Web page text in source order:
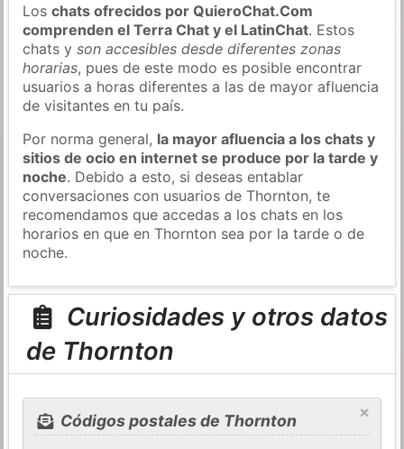
Loschats ofrecidos por QuieroChat.Com
comprenden el Terra Chat y el LatinChat. Estos
chats yson accesibles desde diferentes zonas
horarias, pues de este modo es posible encontrar
usuarios a horas diferentes a las de mayor afluencia
de visitantes en tu país.
Por norma general, la mayor afluencia a los chats y
sitios de ocio en internet se produce por la tarde y
noche. Debido a esto, si deseas entablar
conversaciones con usuarios de Thornton, te
recomendamos que accedas a los chats en los
horarios en que en Thornton sea por la tarde o de
noche.
Curiosidades y otros datos
de Thornton
×
Códigos postales de Thornton